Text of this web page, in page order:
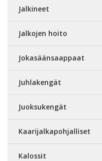
Jalkineet
Jalkojen hoito
Jokasäänsaappaat
Juhlakengät
Juoksukengät
Kaarijalkapohjalliset
Kalossit